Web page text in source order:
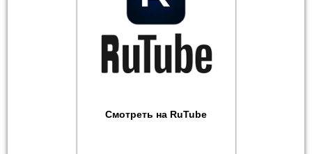
Смотреть на RuTube